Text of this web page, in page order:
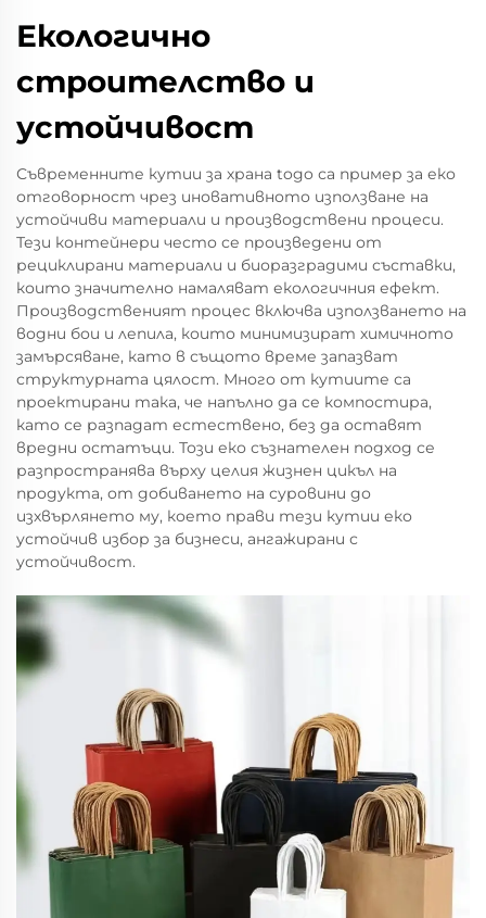
Екологично
строителство и
устойчивост
Съвременните кутии за храна togo са пример за еко
отговорност чрез иновативното използване на
устойчиви материали и производствени процеси.
Тези контейнери често се произведени от
рециклирани материали и биоразградими съставки,
които значително намаляват екологичния ефект.
Производственият процес включва използването на
водни бои и лепила, които минимизират химичното
замърсяване, като в същото време запазват
структурната цялост. Много от кутиите са
проектирани така, че напълно да се компостира,
като се разпадат естествено, без да оставят
вредни остатъци. Този еко съзнателен подход се
разпространява върху целия жизнен цикъл на
продукта, от добиването на суровини до
изхвърлянето му, което прави тези кутии еко
устойчив избор за бизнеси, ангажирани с
устойчивост.